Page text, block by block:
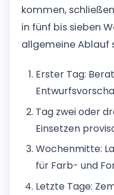
kommen,
in fünf bis sieben
allgemeine Ablauf
Erster Tag:
Tag zwei oder
Einsetzen
Wochenmitte:
für Farb- und
Letzte Tage: